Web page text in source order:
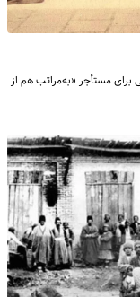
برای مستأجر «به‌مراتب هم از